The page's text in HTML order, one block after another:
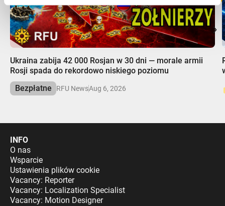
Ukraina zabija 42 000 Rosjan w 30 dni — morale armii
Rosji spada do rekordowo niskiego poziomu
Bezpłatne
RFU NewsAug 6, 2026
INFO
O nas
Wsparcie
Ustawienia plików cookie
Vacancy: Reporter
Vacancy: Localization Specialist
Vacancy: Motion Designer